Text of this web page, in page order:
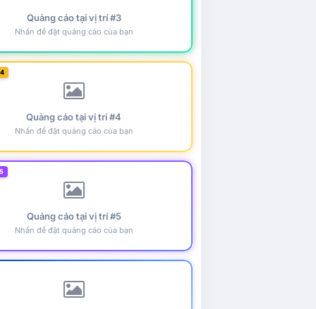
Quảng cáo tại vị trí #3
Nhấn để đặt quảng cáo của bạn
Quảng cáo tại vị trí #4
Nhấn để đặt quảng cáo của bạn
Quảng cáo tại vị trí #5
Nhấn để đặt quảng cáo của bạn